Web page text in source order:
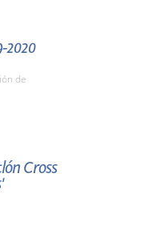
2020
de
Cross